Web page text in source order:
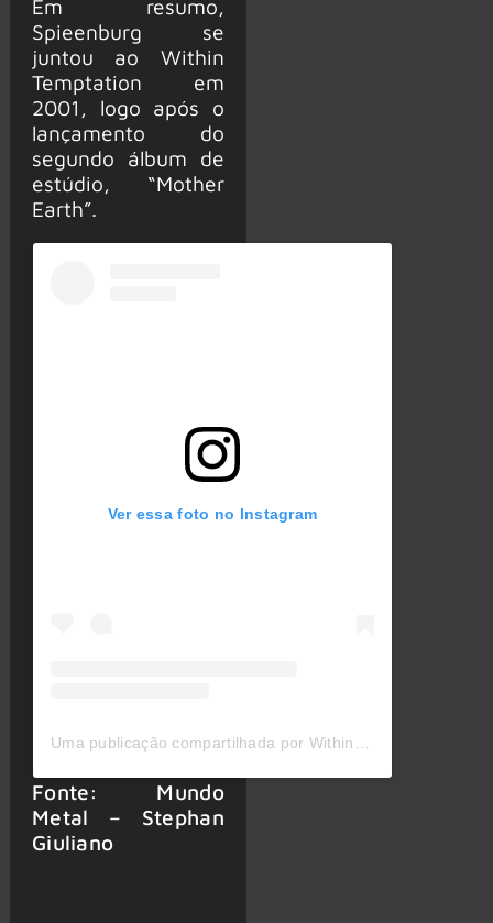
Em resumo,
Spieenburg se
juntou ao Within
Temptation em
2001, logo após o
lançamento do
segundo álbum de
estúdio, “Mother
Earth”.
Ver essa foto no Instagram
Uma publicação compartilhada por Within Temptation (@wtofficial)
Fonte: Mundo
Metal – Stephan
Giuliano